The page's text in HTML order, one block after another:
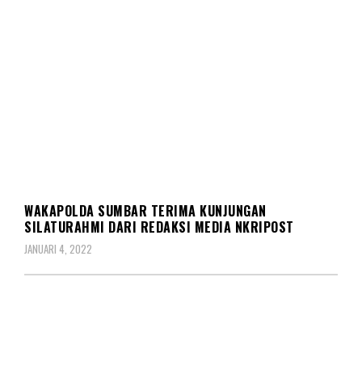
WAKAPOLDA SUMBAR TERIMA KUNJUNGAN
SILATURAHMI DARI REDAKSI MEDIA NKRIPOST
JANUARI 4, 2022